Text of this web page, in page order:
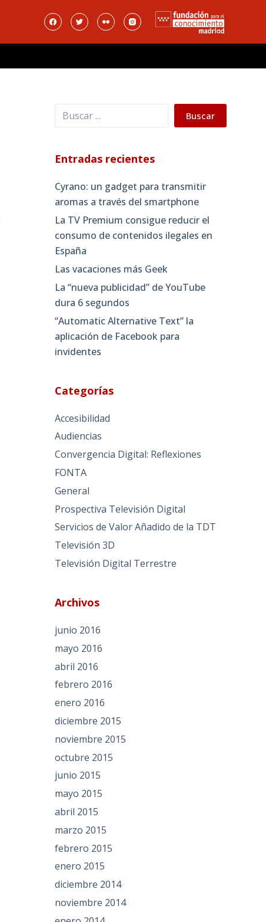
Buscar Buscar
Entradas recientes
Cyrano: un gadget para transmitir
aromas a través del smartphone
La TV Premium consigue reducir el
consumo de contenidos ilegales en
España
Las vacaciones más Geek
La “nueva publicidad” de YouTube
dura 6 segundos
“Automatic Alternative Text” la
aplicación de Facebook para
invidentes
Categorías
Accesibilidad
Audiencias
Convergencia Digital: Reflexiones
FONTA
General
Prospectiva Televisión Digital
Servicios de Valor Añadido de la TDT
Televisión 3D
Televisión Digital Terrestre
Archivos
junio 2016
mayo 2016
abril 2016
febrero 2016
enero 2016
diciembre 2015
noviembre 2015
octubre 2015
junio 2015
mayo 2015
abril 2015
marzo 2015
febrero 2015
enero 2015
diciembre 2014
noviembre 2014